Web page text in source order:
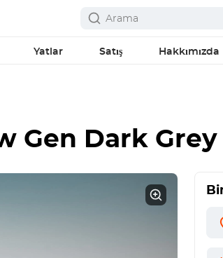
Yatlar Satış Hakkımızda
Gen Dark Grey